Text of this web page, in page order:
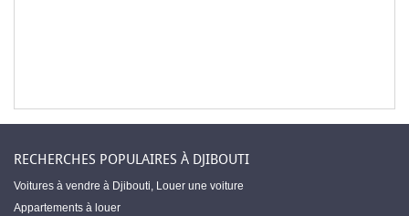
RECHERCHES POPULAIRES À DJIBOUTI
Voitures à vendre à Djibouti, Louer une voiture
Appartements à louer